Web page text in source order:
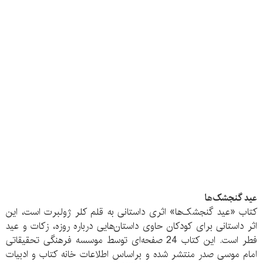
عید گنجشک‌ها
کتاب «عید گنجشک‌ها» اثری داستانی به قلم کلر ژولبرت است،‌ این
اثر داستانی برای کودکان حاوی داستان‌هایی درباره روزه، زکات و عید
فطر است. این کتاب 24 صفحه‌ای توسط موسسه فرهنگی تحقیقاتی
امام موسی صدر منتشر شده و براساس اطلاعات خانه کتاب و ادبیات